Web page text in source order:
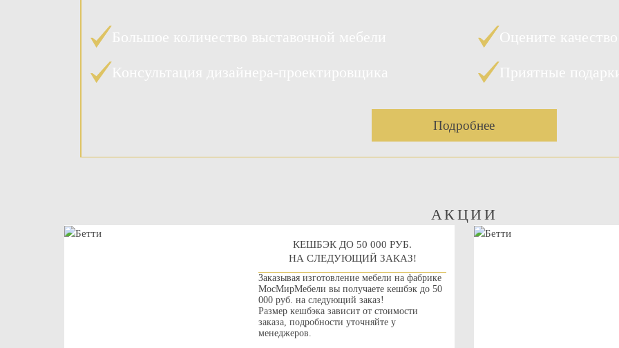
Подробнее
АКЦИИ
КЕШБЭК ДО 50 000 РУБ.
НА СЛЕДУЮЩИЙ ЗАКАЗ!
Заказывая изготовление мебели на фабрике
МосМирМебели вы получаете кешбэк до 50
000 руб. на следующий заказ!
Размер кешбэка зависит от стоимости
заказа, подробности уточняйте у
менеджеров.